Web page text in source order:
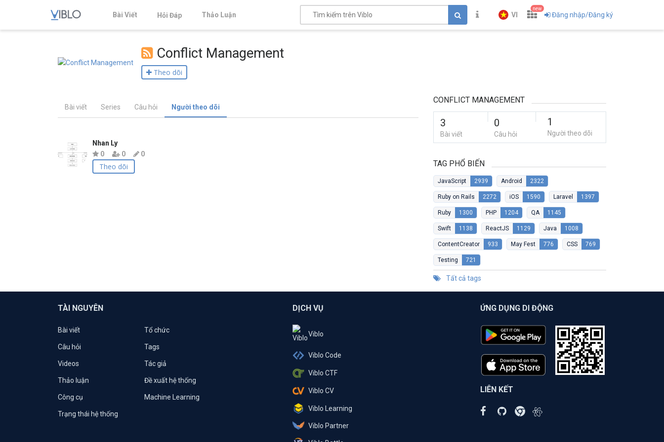
Bài Viết Hỏi Đáp Thảo Luận VI
new
Đăng nhập/Đăng ký
Conflict Management
Theo dõi
Bài viết Series Câu hỏi Người theo dõi
Nhan Ly
0
0 0
Theo dõi
CONFLICT MANAGEMENT
3
Bài viết
0
Câu hỏi
1
Người theo dõi
TAG PHỔ BIẾN
JavaScript 2939 Android 2322
Ruby on Rails 2272 iOS 1590 Laravel 1397
Ruby 1300 PHP 1204 QA 1145
Swift 1138 ReactJS 1129 Java 1008
ContentCreator 933 May Fest 776 CSS 769
Testing 721
Tất cả tags
TÀI NGUYÊN
Bài viết Tổ chức
Câu hỏi Tags
Videos Tác giả
Thảo luận Đề xuất hệ thống
Công cụ Machine Learning
Trạng thái hệ thống
DỊCH VỤ
Viblo
Viblo Code
Viblo CTF
Viblo CV
Viblo Learning
Viblo Partner
ỨNG DỤNG DI ĐỘNG
LIÊN KẾT